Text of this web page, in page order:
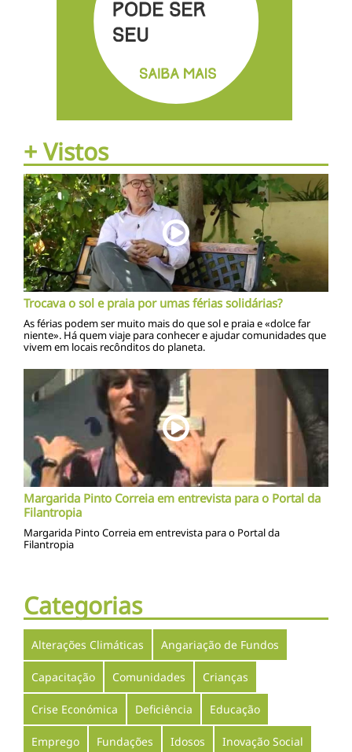
+ Vistos
Trocava o sol e praia por umas férias solidárias?
As férias podem ser muito mais do que sol e praia e «dolce far
niente». Há quem viaje para conhecer e ajudar comunidades que
vivem em locais recônditos do planeta.
Margarida Pinto Correia em entrevista para o Portal da
Filantropia
Margarida Pinto Correia em entrevista para o Portal da
Filantropia
Categorias
Alterações Climáticas Angariação de Fundos
Capacitação Comunidades Crianças
Crise Económica Deficiência Educação
Emprego Fundações Idosos Inovação Social